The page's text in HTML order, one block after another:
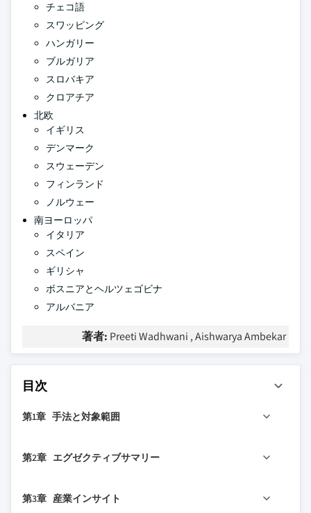
チェコ語
スワッピング
ハンガリー
ブルガリア
スロバキア
クロアチア
北欧
イギリス
デンマーク
スウェーデン
フィンランド
ノルウェー
南ヨーロッパ
イタリア
スペイン
ギリシャ
ボスニアとヘルツェゴビナ
アルバニア
著者: Preeti Wadhwani , Aishwarya Ambekar
目次
第1章 手法と対象範囲
1.1.1 調査アプローチ
1.2 基本推計と計算
第2章 エグゼクティブサマリー
第3章 産業インサイト